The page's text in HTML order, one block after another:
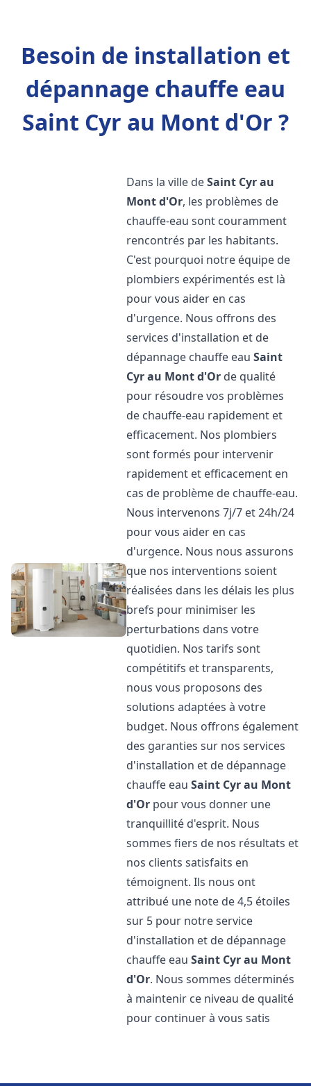
Besoin de installation et
dépannage chauffe eau
Saint Cyr au Mont d'Or ?
Dans la ville deSaint Cyr au
Mont d'Or, les problèmes de
chauffe-eau sont couramment
rencontrés par les habitants.
C'est pourquoi notre équipe de
plombiers expérimentés est là
pour vous aider en cas
d'urgence. Nous offrons des
services d'installation et de
dépannage chauffe eauSaint
Cyr au Mont d'Or de qualité
pour résoudre vos problèmes
de chauffe-eau rapidement et
efficacement. Nos plombiers
sont formés pour intervenir
rapidement et efficacement en
cas de problème de chauffe-eau.
Nous intervenons 7j/7 et 24h/24
pour vous aider en cas
d'urgence. Nous nous assurons
que nos interventions soient
réalisées dans les délais les plus
brefs pour minimiser les
perturbations dans votre
quotidien. Nos tarifs sont
compétitifs et transparents,
nous vous proposons des
solutions adaptées à votre
budget. Nous offrons également
des garanties sur nos services
d'installation et de dépannage
chauffe eauSaint Cyr au Mont
d'Or pour vous donner une
tranquillité d'esprit. Nous
sommes fiers de nos résultats et
nos clients satisfaits en
témoignent. Ils nous ont
attribué une note de 4,5 étoiles
sur 5 pour notre service
d'installation et de dépannage
chauffe eauSaint Cyr au Mont
d'Or. Nous sommes déterminés
à maintenir ce niveau de qualité
pour continuer à vous satis